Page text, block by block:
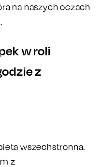
na naszych oczach
w roli
z
wszechstronna.
z